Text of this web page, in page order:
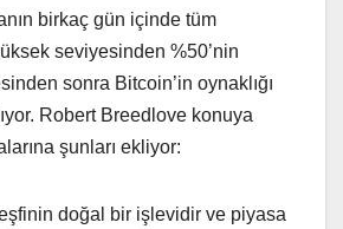
birkaç gün içinde tüm
seviyesinden %50’nin
sonra Bitcoin’in oynaklığı
Robert Breedlove konuya
şunları ekliyor:
doğal bir işlevidir ve piyasa